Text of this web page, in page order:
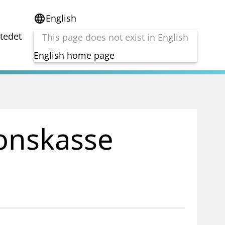
languageEnglish
This page does not exist in English
English home page
Folkefinansiering
Kryptoeiendelsloven (MiCA)